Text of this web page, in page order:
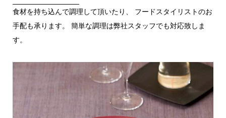
食材を持ち込んで調理して頂いたり、 フードスタイリストのお
手配も承ります。 簡単な調理は弊社スタッフでも対応致しま
す。